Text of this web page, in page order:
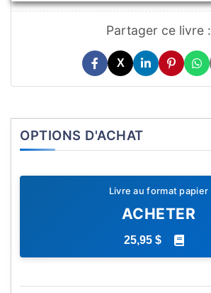
Partager ce livre :
X
OPTIONS D'ACHAT
Livre au format papier
ACHETER
25,95 $